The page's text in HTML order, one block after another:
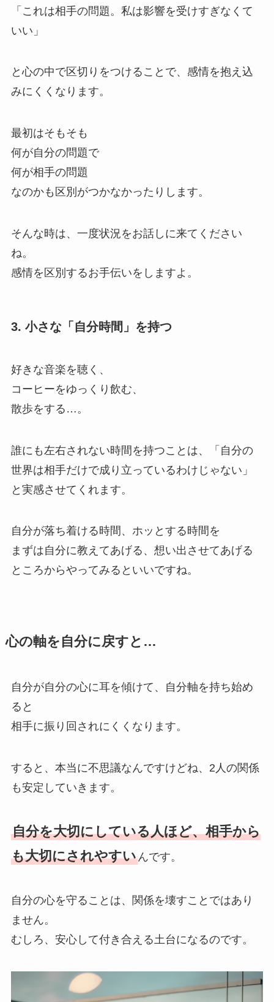
「これは相手の問題。私は影響を受けすぎなくて
いい」
と心の中で区切りをつけることで、感情を抱え込
みにくくなります。
最初はそもそも
何が自分の問題で
何が相手の問題
なのかも区別がつかなかったりします。
そんな時は、一度状況をお話しに来てください
ね。
感情を区別するお手伝いをしますよ。
3. 小さな「自分時間」を持つ
好きな音楽を聴く、
コーヒーをゆっくり飲む、
散歩をする…。
誰にも左右されない時間を持つことは、「自分の
世界は相手だけで成り立っているわけじゃない」
と実感させてくれます。
自分が落ち着ける時間、ホッとする時間を
まずは自分に教えてあげる、想い出させてあげる
ところからやってみるといいですね。
心の軸を自分に戻すと…
自分が自分の心に耳を傾けて、自分軸を持ち始め
ると
相手に振り回されにくくなります。
すると、本当に不思議なんですけどね、2人の関係
も安定していきます。
自分を大切にしている人ほど、相手から
も大切にされやすいんです。
自分の心を守ることは、関係を壊すことではあり
ません。
むしろ、安心して付き合える土台になるのです。